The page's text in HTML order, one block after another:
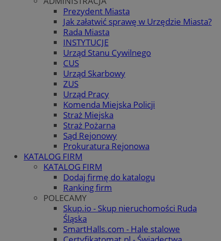
Prezydent Miasta
Jak załatwić sprawę w Urzędzie Miasta?
Rada Miasta
INSTYTUCJE
Urząd Stanu Cywilnego
CUS
Urząd Skarbowy
ZUS
Urząd Pracy
Komenda Miejska Policji
Straż Miejska
Straż Pożarna
Sąd Rejonowy
Prokuratura Rejonowa
KATALOG FIRM
KATALOG FIRM
Dodaj firmę do katalogu
Ranking firm
POLECAMY
Skup.io - Skup nieruchomości Ruda
Śląska
SmartHalls.com - Hale stalowe